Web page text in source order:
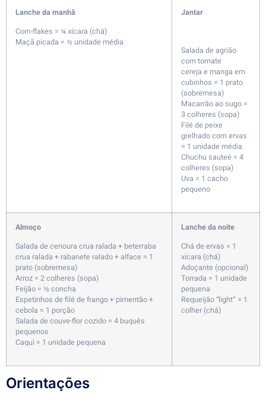
Lanche da manhã
Corn-flakes = ¼ xícara (chá)
Maçã picada = ½ unidade média
Jantar
Salada de agrião
com tomate
cereja e manga em
cubinhos = 1 prato
(sobremesa)
Macarrão ao sugo =
3 colheres (sopa)
Filé de peixe
grelhado com ervas
= 1 unidade média
Chuchu sauteé = 4
colheres (sopa)
Uva = 1 cacho
pequeno
Almoço
Salada de cenoura crua ralada + beterraba
crua ralada + rabanete ralado + alface = 1
prato (sobremesa)
Arroz = 2 colheres (sopa)
Feijão = ½ concha
Espetinhos de filé de frango + pimentão +
cebola = 1 porção
Salada de couve-flor cozido = 4 buquês
pequenos
Caqui = 1 unidade pequena
Lanche da noite
Chá de ervas = 1
xícara (chá)
Adoçante (opcional)
Torrada = 1 unidade
pequena
Requeijão “light” = 1
colher (chá)
Orientações